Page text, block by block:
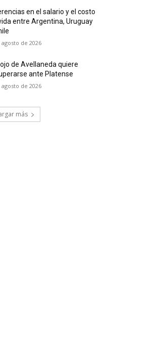
en el salario y el costo
entre Argentina, Uruguay
agosto de 2026
de Avellaneda quiere
ante Platense
agosto de 2026
más